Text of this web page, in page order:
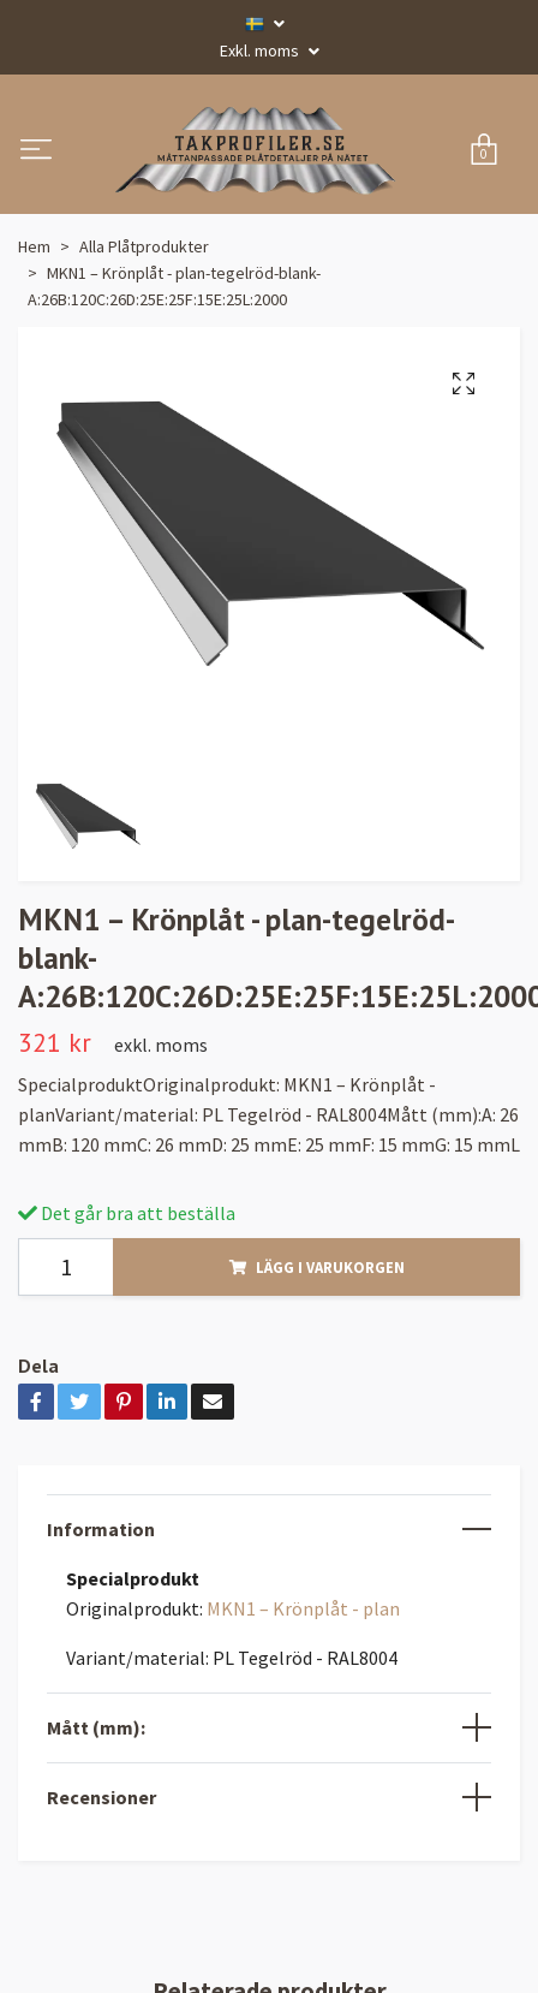
Exkl. moms
0
Hem
Alla Plåtprodukter
MKN1 – Krönplåt - plan-tegelröd-blank-
A:26B:120C:26D:25E:25F:15E:25L:2000
MKN1 – Krönplåt - plan-tegelröd-
blank-
321 kr
exkl. moms
SpecialproduktOriginalprodukt: MKN1 – Krönplåt -
planVariant/material: PL Tegelröd - RAL8004Mått (mm):A: 26
mmB: 120 mmC: 26 mmD: 25 mmE: 25 mmF: 15 mmG: 15 mmL
Det går bra att beställa
LÄGG I VARUKORGEN
Dela
Information
Specialprodukt
Originalprodukt: MKN1 – Krönplåt - plan
Variant/material: PL Tegelröd - RAL8004
Mått (mm):
Recensioner